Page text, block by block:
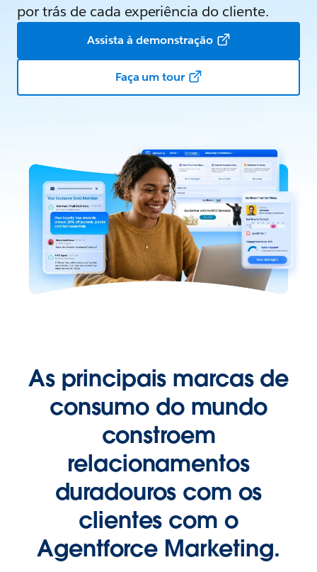
por trás de cada experiência do cliente.
Assista à demonstração
Faça um tour
As principais marcas de
consumo do mundo
constroem
relacionamentos
duradouros com os
clientes com o
Agentforce Marketing.